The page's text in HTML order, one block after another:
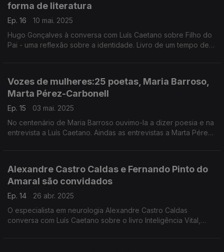
forma de literatura
Ep. 16
10 mai. 2025
Hugo Gonçalves à conversa com Luís Caetano sobre Filho do
Pai - uma reflexão sobre a identidade. Livro de um tempo de
Vozes de mulheres:25 poetas, Maria Barroso,
Marta Pérez-Carbonell
Ep. 15
03 mai. 2025
No centenário de Maria Barroso ouvimo-la a dizer poesia e na
entrevista a Luís Caetano. Aindas as entrevistas a Marta Pérez-
Alexandre Castro Caldas e Fernando Pinto do
Amaral são convidados
Ep. 14
26 abr. 2025
O especialista em neurologia Alexandre Castro Caldas
conversa com Luís Caetano sobre o livro Inteligência Vital,